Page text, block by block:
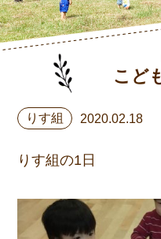
こど
りす組 2020.02.18
りす組の1日